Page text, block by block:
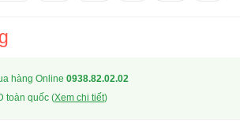
hàng Online 0938.82.02.02
toàn quốc (Xem chi tiết)